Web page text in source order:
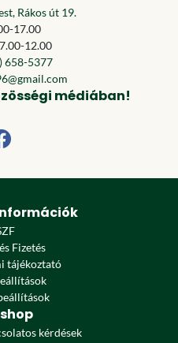
Rákos út 19.
17.00
12.00
658-5377
médiában!
Fizetés
tájékoztató
kérdések